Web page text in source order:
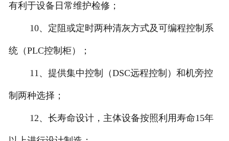
有利于设备日常维护检修；
10、定阻或定时两种清灰方式及可编程控制系
统（PLC控制柜）；
11、提供集中控制（DSC远程控制）和机旁控
制两种选择；
12、长寿命设计，主体设备按照利用寿命15年